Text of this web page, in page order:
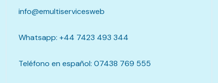
info@emultiservicesweb
Whatsapp: +44 7423 493 344
Teléfono en español: 07438 769 555